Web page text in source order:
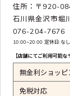
住所：〒920-
石川県金沢市堀
076-204-7676
10:00~20:00 定休日:なし
【店舗にてご利用可能な
無金利ショッ
免税対応